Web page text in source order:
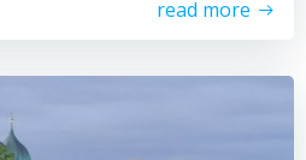
read more